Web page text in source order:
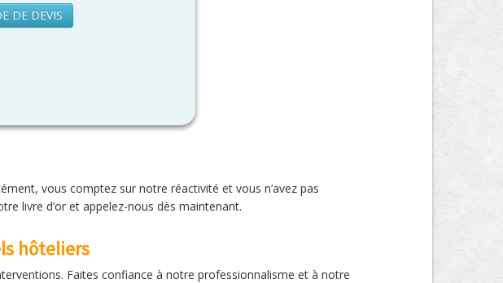
DE DEVIS
vous comptez sur notre réactivité et vous n’avez pas
livre d’or et appelez-nous dès maintenant.
hôteliers
Faites confiance à notre professionnalisme et à notre